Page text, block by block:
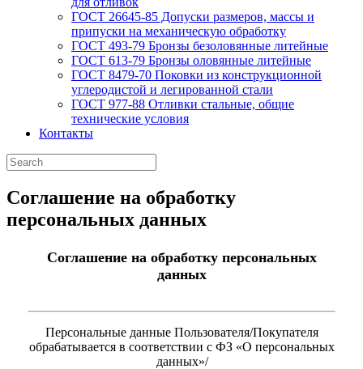
ГОСТ 26645-85 Допуски размеров, массы и
припуски на механическую обработку
ГОСТ 493-79 Бронзы безоловянные литейные
ГОСТ 613-79 Бронзы оловянные литейные
ГОСТ 8479-70 Поковки из конструкционной
углеродистой и легированной стали
ГОСТ 977-88 Отливки стальные, общие
технические условия
Контакты
Соглашение на обработку
персональных данных
Соглашение на обработку персональных
данных
Персональные данные Пользователя/Покупателя
обрабатывается в соответствии с ФЗ «О персональных
данных»/